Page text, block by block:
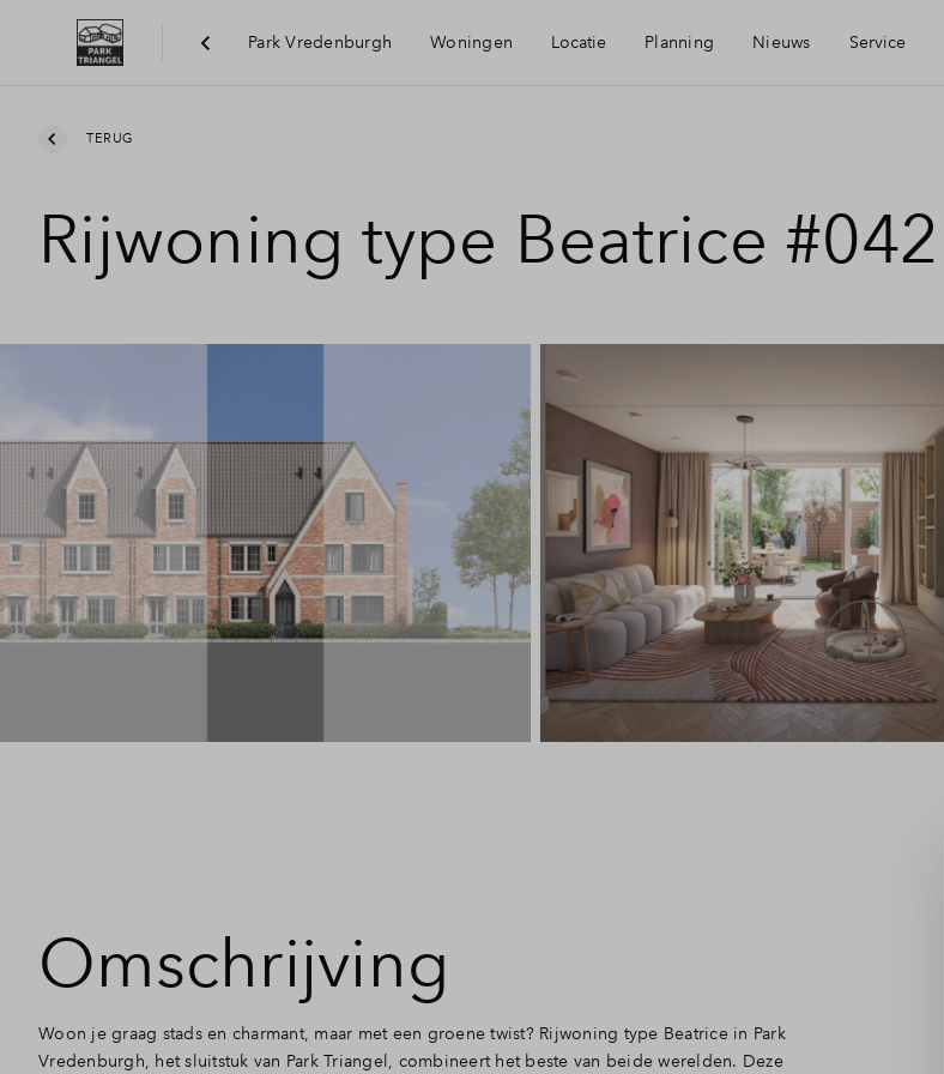
Park Vredenburgh Woningen Locatie
Voorzieningen
Planning Nieuws Service
Financiele check
Woning kopen
Leeswijzer
Veelgestelde vragen
Contact
TERUG
Rijwoning type Beatrice #042
Omschrijving
Woon je graag stads en charmant, maar met een groene twist? Rijwoning type Beatrice in Park
Vredenburgh, het sluitstuk van Park Triangel, combineert het beste van beide werelden. Deze